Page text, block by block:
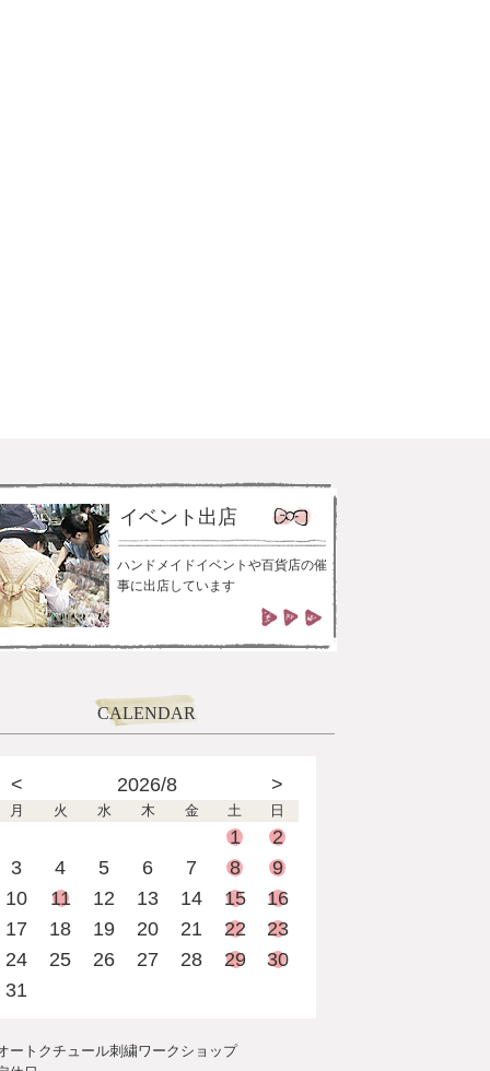
イベント出店
ハンドメイドイベントや百貨店の催
事に出店しています
CALENDAR
< 2026/8 >
月 火 水 木 金 土 日
1
2
3
4 5 6 7 8
9
10
11 12 13 14 15
16
17
18 19 20 21 22
23
24
25 26 27 28 29
30
31
ートクチュール刺繍ワークショップ